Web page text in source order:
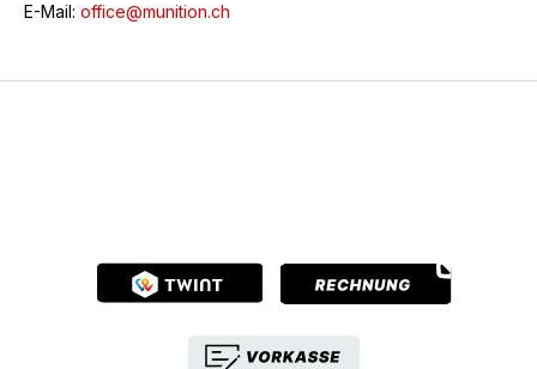
E-Mail: office@munition.ch